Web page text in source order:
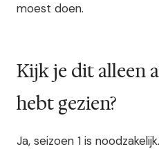
moest doen.
Kijk je dit alleen
hebt gezien?
Ja, seizoen 1 is